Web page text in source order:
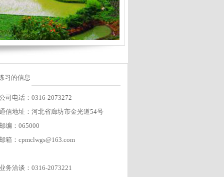
习的信息
司电话：0316-2073272
信地址：河北省廊坊市金光道54号
编：065000
箱：cpmclwgs@163.com
务洽谈：0316-2073221